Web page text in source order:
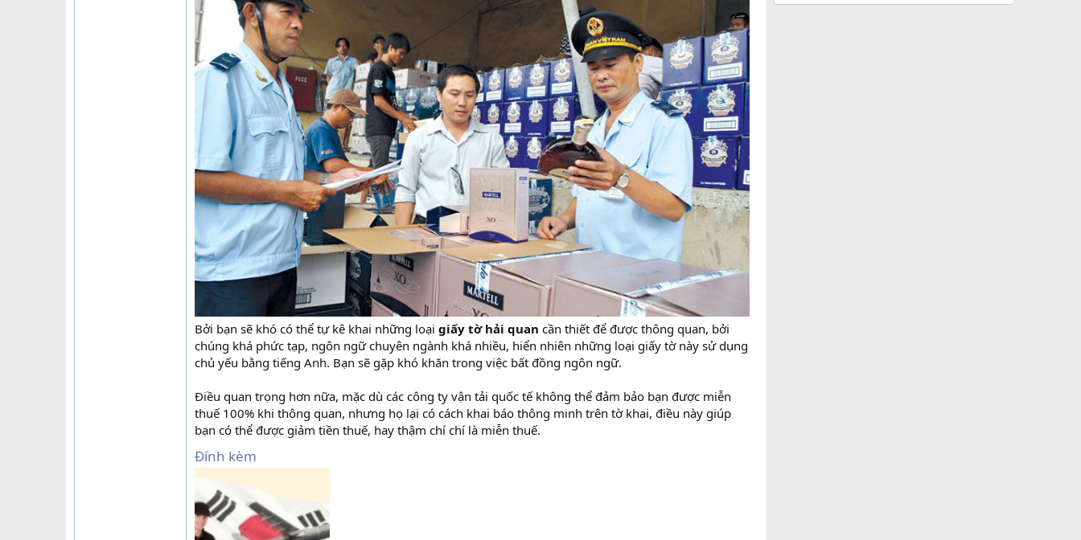
Bởi bạn sẽ khó có thể tự kê khai những loại giấy tờ hải quan cần thiết để được thông quan, bởi
chúng khá phức tạp, ngôn ngữ chuyên ngành khá nhiều, hiển nhiên những loại giấy tờ này sử dụng
chủ yếu bằng tiếng Anh. Bạn sẽ gặp khó khăn trong việc bất đồng ngôn ngữ.
Điều quan trọng hơn nữa, mặc dù các công ty vận tải quốc tế không thể đảm bảo bạn được miễn
thuế 100% khi thông quan, nhưng họ lại có cách khai báo thông minh trên tờ khai, điều này giúp
bạn có thể được giảm tiền thuế, hay thậm chí chí là miễn thuế.
Đính kèm